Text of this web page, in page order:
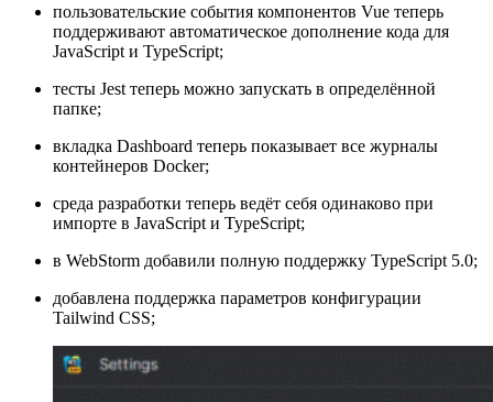
пользовательские события компонентов Vue теперь
поддерживают автоматическое дополнение кода для
JavaScript и TypeScript;
тесты Jest теперь можно запускать в определённой
папке;
вкладка Dashboard теперь показывает все журналы
контейнеров Docker;
среда разработки теперь ведёт себя одинаково при
импорте в JavaScript и TypeScript;
в WebStorm добавили полную поддержку TypeScript 5.0;
добавлена поддержка параметров конфигурации
Tailwind CSS;